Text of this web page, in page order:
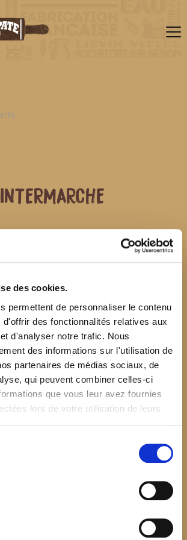
des cookies.
permettent de personnaliser le contenu
d'offrir des fonctionnalités relatives aux
d'analyser notre trafic. Nous
des informations sur l'utilisation de
partenaires de médias sociaux, de
qui peuvent combiner celles-ci
que vous leur avez fournies
lors de votre utilisation de leurs
INTERMARCHE